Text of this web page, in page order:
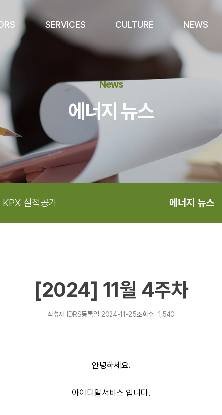
SERVICES CULTURE NEWS
News
에너지 뉴스
KPX 실적공개 에너지 뉴스
[2024] 11월 4주차
작성자 IDRS등록일 2024-11-25조회수 1,540
안녕하세요.
아이디알서비스 입니다.